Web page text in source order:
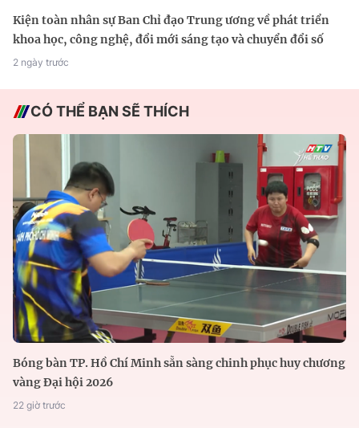
Kiện toàn nhân sự Ban Chỉ đạo Trung ương về phát triển
khoa học, công nghệ, đổi mới sáng tạo và chuyển đổi số
2 ngày trước
CÓ THỂ BẠN SẼ THÍCH
Bóng bàn TP. Hồ Chí Minh sẵn sàng chinh phục huy chương
vàng Đại hội 2026
22 giờ trước